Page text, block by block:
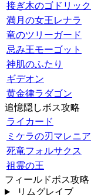
接ぎ木のゴドリック
満月の女王レナラ
竜のツリーガード
忌み王モーゴット
神肌のふたり
ギデオン
黄金律ラダゴン
追憶隠しボス攻略
ライカード
ミケラの刃マレニア
死竜フォルサクス
祖霊の王
フィールドボス攻略
リムグレイブ